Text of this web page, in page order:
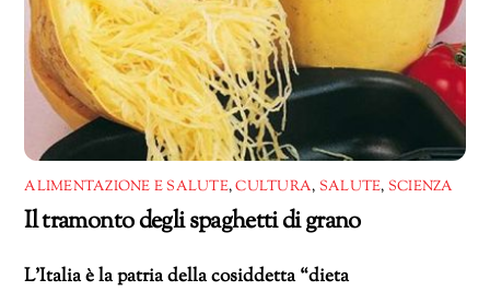
ALIMENTAZIONE E SALUTE,CULTURA, SALUTE, SCIENZA
Il tramonto degli spaghetti di grano
L’Italia è la patria della cosiddetta “dieta